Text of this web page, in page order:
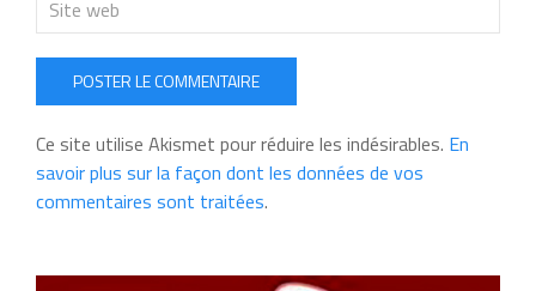
POSTER LE COMMENTAIRE
Ce site utilise Akismet pour réduire les indésirables. En
savoir plus sur la façon dont les données de vos
commentaires sont traitées.